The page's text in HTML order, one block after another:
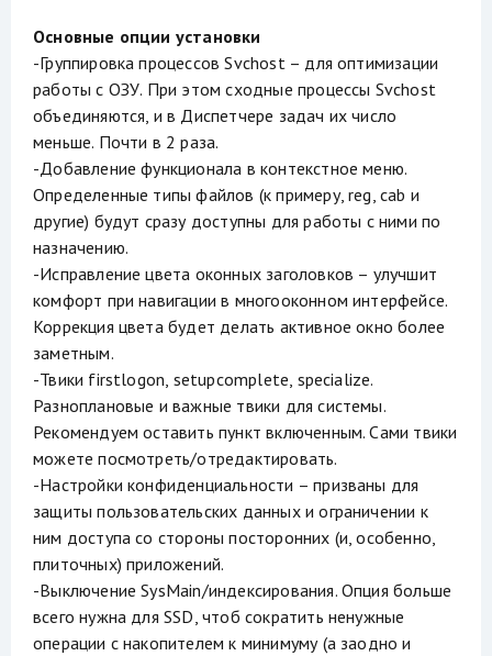
Основные опции установки
-Группировка процессов Svchost – для оптимизации
работы с ОЗУ. При этом сходные процессы Svchost
объединяются, и в Диспетчере задач их число
меньше. Почти в 2 раза.
-Добавление функционала в контекстное меню.
Определенные типы файлов (к примеру, reg, cab и
другие) будут сразу доступны для работы с ними по
назначению.
-Исправление цвета оконных заголовков – улучшит
комфорт при навигации в многооконном интерфейсе.
Коррекция цвета будет делать активное окно более
заметным.
-Твики firstlogon, setupcomplete, specialize.
Разноплановые и важные твики для системы.
Рекомендуем оставить пункт включенным. Сами твики
можете посмотреть/отредактировать.
-Настройки конфиденциальности – призваны для
защиты пользовательских данных и ограничении к
ним доступа со стороны посторонних (и, особенно,
плиточных) приложений.
-Выключение SysMain/индексирования. Опция больше
всего нужна для SSD, чтоб сократить ненужные
операции с накопителем к минимуму (а заодно и